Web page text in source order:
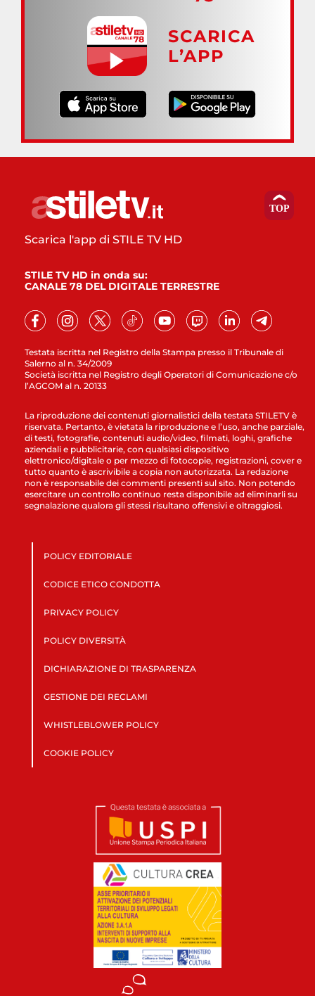
SCARICA
L’APP
Testata iscritta nel Registro della Stampa presso il Tribunale di
Salerno al n. 34/2009
Società iscritta nel Registro degli Operatori di Comunicazione c/o
l’AGCOM al n. 20133
Scarica l'app di STILE TV HD
STILE TV HD in onda su:
CANALE 78 DEL DIGITALE TERRESTRE
La riproduzione dei contenuti giornalistici della testata STILETV è
riservata. Pertanto, è vietata la riproduzione e l’uso, anche parziale,
di testi, fotografie, contenuti audio/video, filmati, loghi, grafiche
aziendali e pubblicitarie, con qualsiasi dispositivo
elettronico/digitale o per mezzo di fotocopie, registrazioni, cover e
tutto quanto è ascrivibile a copia non autorizzata. La redazione
non è responsabile dei commenti presenti sul sito. Non potendo
esercitare un controllo continuo resta disponibile ad eliminarli su
segnalazione qualora gli stessi risultano offensivi e oltraggiosi.
POLICY EDITORIALE
CODICE ETICO CONDOTTA
PRIVACY POLICY
POLICY DIVERSITÀ
DICHIARAZIONE DI TRASPARENZA
GESTIONE DEI RECLAMI
WHISTLEBLOWER POLICY
COOKIE POLICY